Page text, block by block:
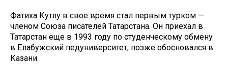
Фатиха Кутлу в свое время стал первым турком —
членом Союза писателей Татарстана. Он приехал в
Татарстан еще в 1993 году по студенческому обмену
в Елабужский педуниверситет, позже обосновался в
Казани.